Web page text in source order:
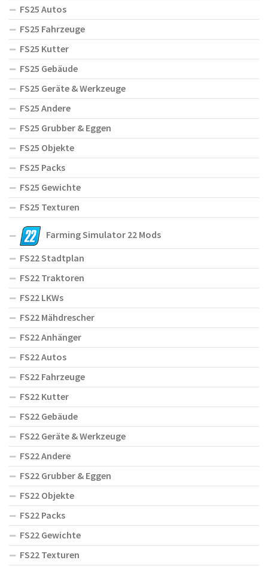
FS25 Autos
FS25 Fahrzeuge
FS25 Kutter
FS25 Gebäude
FS25 Geräte & Werkzeuge
FS25 Andere
FS25 Grubber & Eggen
FS25 Objekte
FS25 Packs
FS25 Gewichte
FS25 Texturen
Farming Simulator 22 Mods
FS22 Stadtplan
FS22 Traktoren
FS22 LKWs
FS22 Mähdrescher
FS22 Anhänger
FS22 Autos
FS22 Fahrzeuge
FS22 Kutter
FS22 Gebäude
FS22 Geräte & Werkzeuge
FS22 Andere
FS22 Grubber & Eggen
FS22 Objekte
FS22 Packs
FS22 Gewichte
FS22 Texturen